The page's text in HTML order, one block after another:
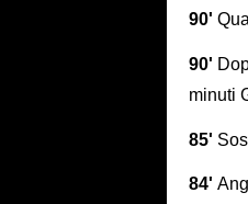
90'
90'
minuti
85'
84'